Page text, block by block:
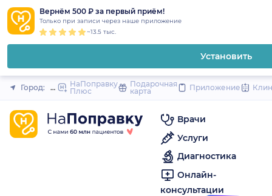
Вернём 500 ₽ за первый приём!
Только при записи через наше приложение
~13.5 тыс.
Установить
Закрыть
Город: Нижний Новгород
НаПоправку
Плюс
Подарочная
карта
Приложение
Врачи
Услуги
Диагностика
Онлайн-
консультации